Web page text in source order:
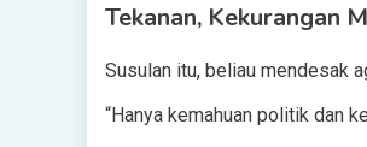
Tekanan, Kekurangan
Susulan itu, beliau mendesak
“Hanya kemahuan politik dan